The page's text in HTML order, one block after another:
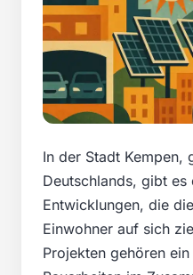
In der Stadt Kempen,
Deutschlands, gibt es
Entwicklungen, die
Einwohner auf sich
Projekten gehören